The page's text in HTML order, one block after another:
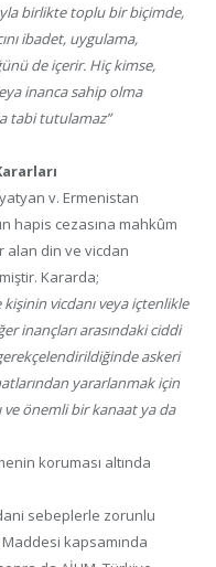
birlikte toplu bir biçimde,
ibadet, uygulama,
de içerir. Hiç kimse,
inanca sahip olma
tabi tutulamaz”
v. Ermenistan
hapis cezasına mahkûm
alan din ve vicdan
Kararda;
vicdanı veya içtenlikle
inançları arasındaki ciddi
askeri
yararlanmak için
ve önemli bir kanaat ya da
koruması altında
sebeplerle zorunlu
kapsamında